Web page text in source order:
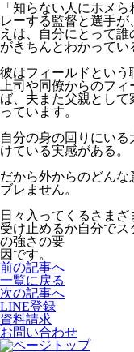
「知らない人にホメ
レーする監督と選手
えは、自分にとって
がきちんとわかってい
彼はフィールドとい
上司や同僚からのフ
ば、夫また父親とし
っています。
自分の身の回りにい
けている実感がある。
だから外からのどん
ブレません。
日々入ってくるさま
受け止めるか自分で
の強さの要
因です。
前の記事へ
一覧に戻る
次の記事へ
LINE登録
資料請求
お問い合わせ